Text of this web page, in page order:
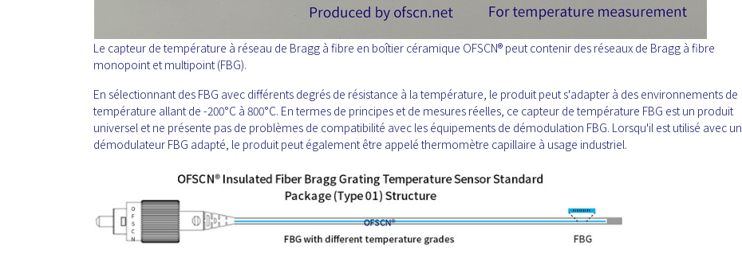
Le capteur de température à réseau de Bragg à fibre en boîtier céramique OFSCN® peut contenir des réseaux de Bragg à fibre
monopoint et multipoint (FBG).
En sélectionnant des FBG avec différents degrés de résistance à la température, le produit peut s'adapter à des environnements de
température allant de -200°C à 800°C. En termes de principes et de mesures réelles, ce capteur de température FBG est un produit
universel et ne présente pas de problèmes de compatibilité avec les équipements de démodulation FBG. Lorsqu'il est utilisé avec un
démodulateur FBG adapté, le produit peut également être appelé thermomètre capillaire à usage industriel.